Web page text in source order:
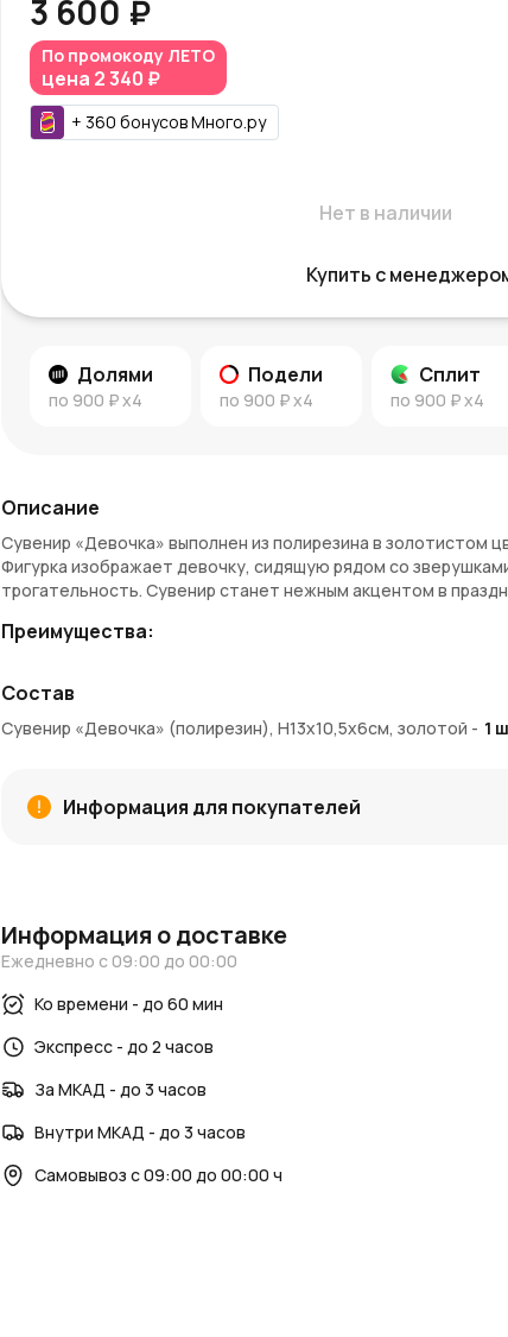
3 600 ₽
По промокоду ЛЕТО
цена 2 340 ₽
+ 360 бонусовМного.ру
Нет в наличии
Купить с
Долями
по 900 ₽x4
Подели
по 900 ₽x4
Сплит
по 900 ₽x4
Описание
Сувенир «Девочка» выполнен из полирезина в золотистом
Фигурка изображает девочку, сидящую рядом со
трогательность. Сувенир станет нежным акцентом в
Преимущества:
Трогательный сюжет с девочкой и зверушками дарит
Размер 13×10,5×6 см позволяет разместить фигурку на
Полирезин сохраняет четкость деталей и долговечность
Артикул: A2446146CR.
Узнайте больше:
Читайте идеи для праздничного оформления и вдохновения в
декоре и цветах
AzaliaNow— сувениры и декор для уюта и праздника.
Состав
Сувенир «Девочка» (полирезин), H13x10,5x6см, золотой - 1
Информация для покупателей
Информация о доставке
Ежедневно с 09:00 до 00:00
Ко времени - до 60 мин
Экспресс - до 2 часов
За МКАД - до 3 часов
Внутри МКАД - до 3 часов
Самовывоз с 09:00 до 00:00 ч